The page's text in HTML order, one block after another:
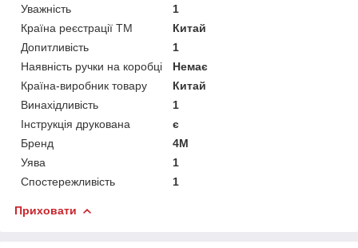
Уважність
1
Країна реєстрації ТМ
Китай
Допитливість
1
Наявність ручки на коробці
Немає
Країна-виробник товару
Китай
Винахідливість
1
Інструкція друкована
є
Бренд
4M
Уява
1
Спостережливість
1
Приховати